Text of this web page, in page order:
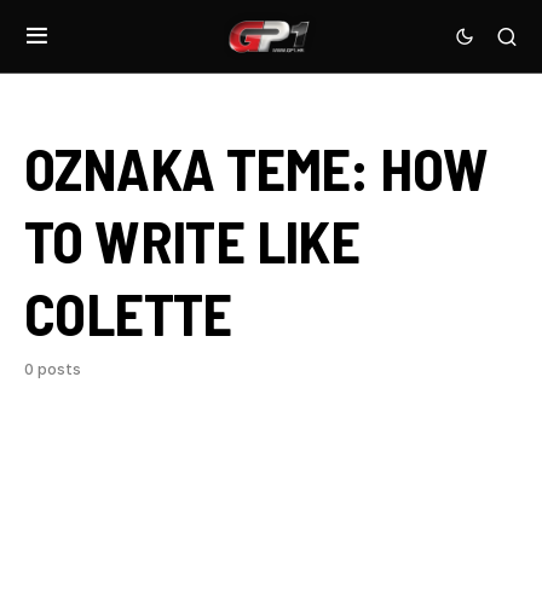
OZNAKA TEME: HOW
TO WRITE LIKE
COLETTE
0 posts